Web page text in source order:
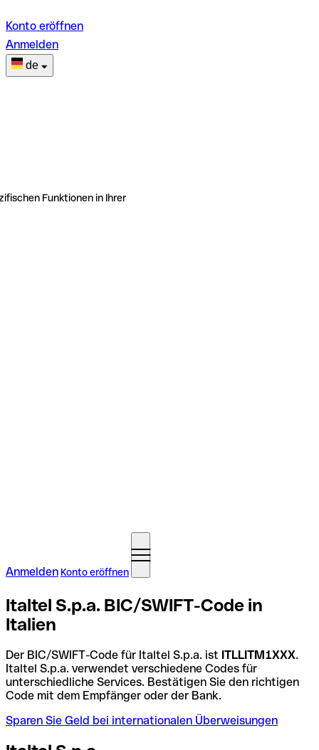
Konto eröffnen
Anmelden
de
Funktionen in Ihrer
Anmelden Konto eröffnen
Italtel S.p.a. BIC/SWIFT-Code in
Italien
Der BIC/SWIFT-Code für Italtel S.p.a. ist ITLLITM1XXX.
Italtel S.p.a. verwendet verschiedene Codes für
unterschiedliche Services. Bestätigen Sie den richtigen
Code mit dem Empfänger oder der Bank.
Sparen Sie Geld bei internationalen Überweisungen